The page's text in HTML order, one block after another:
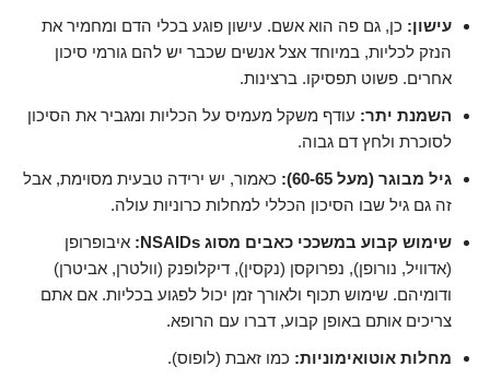
עישון: כן, גם פה הוא אשם. עישון פוגע בכלי הדם ומחמיר את
הנזק לכליות, במיוחד אצל אנשים שכבר יש להם גורמי סיכון
אחרים. פשוט תפסיקו. ברצינות.
השמנת יתר: עודף משקל מעמיס על הכליות ומגביר את הסיכון
לסוכרת ולחץ דם גבוה.
גיל מבוגר (מעל 60-65):
כאמור, יש ירידה טבעית מסוימת, אבל
זה גם גיל שבו הסיכון הכללי למחלות כרוניות עולה.
שימוש קבוע במשככי כאבים מסוג NSAIDs:
איבופרופן
(אדוויל, נורופן), נפרוקסן (נקסין), דיקלופנק (וולטרן, אביטרן)
ודומיהם. שימוש תכוף ולאורך זמן יכול לפגוע בכליות. אם אתם
צריכים אותם באופן קבוע, דברו עם הרופא.
מחלות אוטואימוניות: כמו זאבת (לופוס).